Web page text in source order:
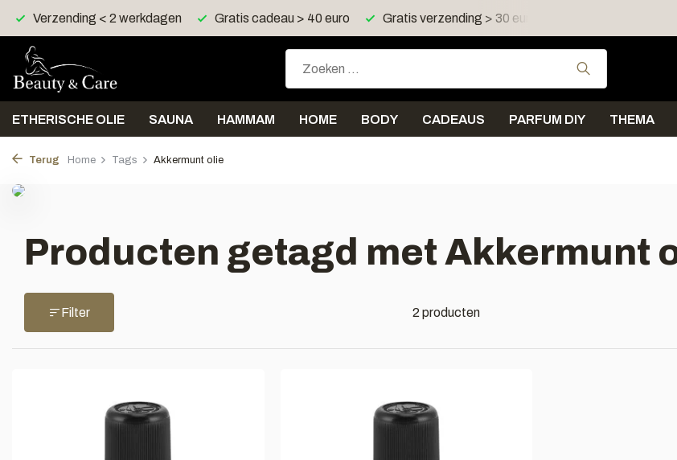
Verzending < 2 werkdagen Gratis cadeau > 40 euro Gratis verzending > 30 euro in NL en BE
Gebruik
ETHERISCHE OLIE SAUNA HAMMAM HOME BODY CADEAUS PARFUM DIY THEMA
Terug Home Tags Akkermunt olie
Producten getagd met Akkermunt
Filter 2 producten